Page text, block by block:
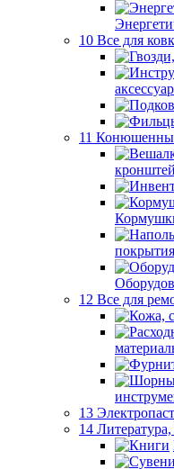
10 Все для
11
покрытия
12 Все для
13
14